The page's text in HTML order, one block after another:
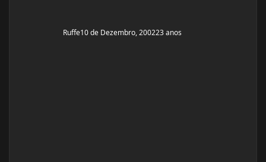
Ruffe10 de Dezembro, 200223 anos